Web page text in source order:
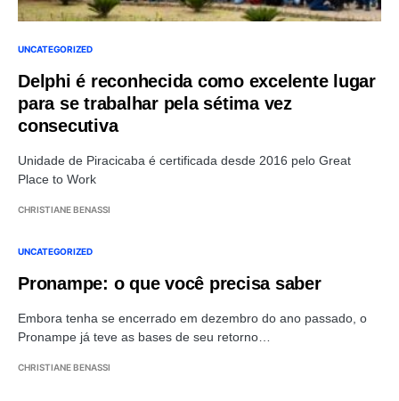
UNCATEGORIZED
Delphi é reconhecida como excelente lugar
para se trabalhar pela sétima vez
consecutiva
Unidade de Piracicaba é certificada desde 2016 pelo Great
Place to Work
CHRISTIANE BENASSI
UNCATEGORIZED
Pronampe: o que você precisa saber
Embora tenha se encerrado em dezembro do ano passado, o
Pronampe já teve as bases de seu retorno…
CHRISTIANE BENASSI